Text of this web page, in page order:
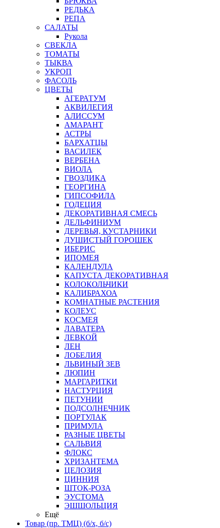
РЕДЬКА
РЕПА
САЛАТЫ
Рукола
СВЕКЛА
ТОМАТЫ
ТЫКВА
УКРОП
ФАСОЛЬ
ЦВЕТЫ
АГЕРАТУМ
АКВИЛЕГИЯ
АЛИССУМ
АМАРАНТ
АСТРЫ
БАРХАТЦЫ
ВАСИЛЕК
ВЕРБЕНА
ВИОЛА
ГВОЗДИКА
ГЕОРГИНА
ГИПСОФИЛА
ГОДЕЦИЯ
ДЕКОРАТИВНАЯ СМЕСЬ
ДЕЛЬФИНИУМ
ДЕРЕВЬЯ, КУСТАРНИКИ
ДУШИСТЫЙ ГОРОШЕК
ИБЕРИС
ИПОМЕЯ
КАЛЕНДУЛА
КАПУСТА ДЕКОРАТИВНАЯ
КОЛОКОЛЬЧИКИ
КАЛИБРАХОА
КОМНАТНЫЕ РАСТЕНИЯ
КОЛЕУС
КОСМЕЯ
ЛАВАТЕРА
ЛЕВКОЙ
ЛЕН
ЛОБЕЛИЯ
ЛЬВИНЫЙ ЗЕВ
ЛЮПИН
МАРГАРИТКИ
НАСТУРЦИЯ
ПЕТУНИИ
ПОДСОЛНЕЧНИК
ПОРТУЛАК
ПРИМУЛА
РАЗНЫЕ ЦВЕТЫ
САЛЬВИЯ
ФЛОКС
ХРИЗАНТЕМА
ЦЕЛОЗИЯ
ЦИННИЯ
ШТОК-РОЗА
ЭУСТОМА
ЭШШОЛЬЦИЯ
Ещё
Товар (пр. ТМЦ) (б/х, б/с)